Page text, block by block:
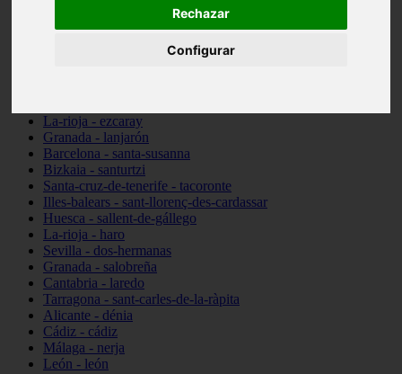
Rechazar
Configurar
Valladolid - fuensaldaña
La-rioja - ezcaray
Granada - lanjarón
Barcelona - santa-susanna
Bizkaia - santurtzi
Santa-cruz-de-tenerife - tacoronte
Illes-balears - sant-llorenç-des-cardassar
Huesca - sallent-de-gállego
La-rioja - haro
Sevilla - dos-hermanas
Granada - salobreña
Cantabria - laredo
Tarragona - sant-carles-de-la-ràpita
Alicante - dénia
Cádiz - cádiz
Málaga - nerja
León - león